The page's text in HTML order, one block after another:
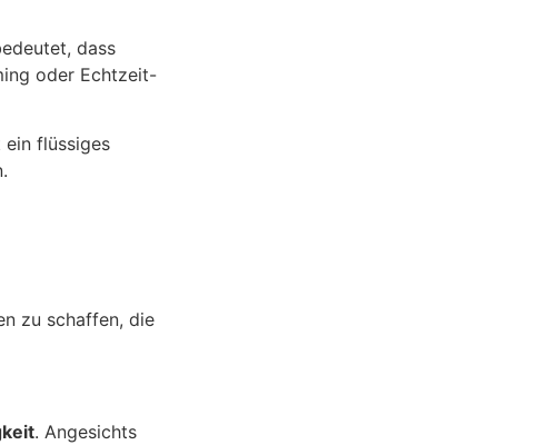
dass
oder Echtzeit-
flüssiges
zu schaffen, die
. Angesichts